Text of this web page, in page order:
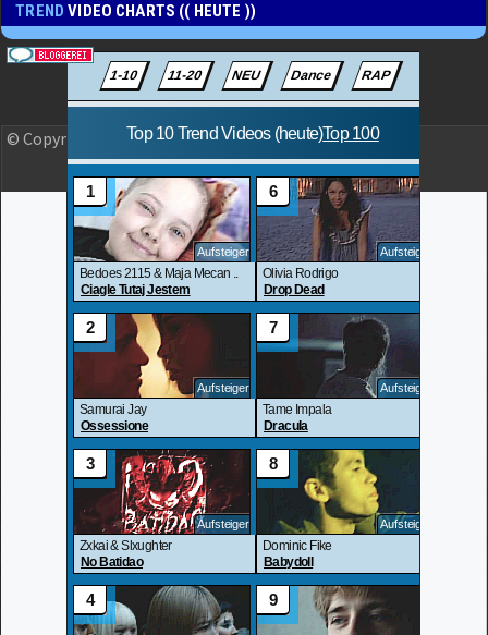
TRENDVIDEO CHARTS (( HEUTE ))
© Copyright 2023 OLJO